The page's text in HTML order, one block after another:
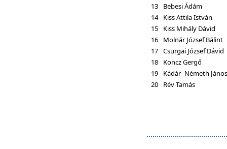
13
Bebesi Ádám
14 Kiss Attila István
15
Kiss Mihály Dávid
16
Molnár József Bálint
17 Csurgai József Dávid
18
Koncz Gergő
19
Kádár- Németh János
20
Rév Tamás